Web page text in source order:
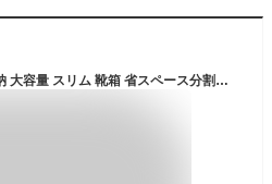
シューズラック 5段 10段 収納 大容量 スリム 靴箱 省スペース分割可 玄関すっきり 送料無料(北海道 沖縄 離島など除く)